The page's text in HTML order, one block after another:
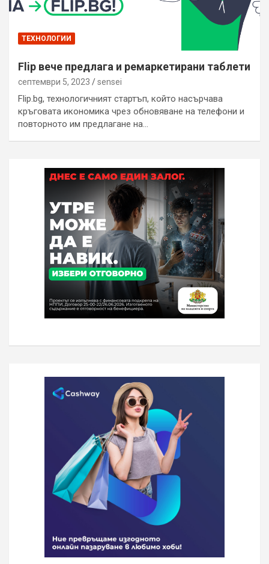
ТЕХНОЛОГИИ
Flip вече предлага и ремаркетирани таблети
септември 5, 2023 sensei
Flip.bg, технологичният стартъп, който насърчава
кръговата икономика чрез обновяване на телефони и
повторното им предлагане на…